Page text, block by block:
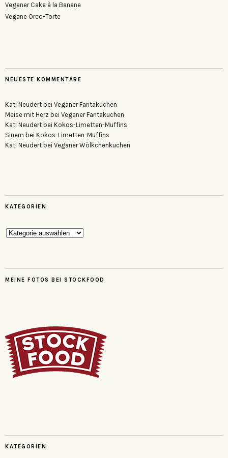
Veganer Cake à la Banane
Vegane Oreo-Torte
NEUESTE KOMMENTARE
Kati Neudert bei Veganer Fantakuchen
Meise mit Herz bei Veganer Fantakuchen
Kati Neudert bei Kokos-Limetten-Muffins
Sinem bei Kokos-Limetten-Muffins
Kati Neudert bei Veganer Wölkchenkuchen
KATEGORIEN
Kategorien
MEINE FOTOS BEI STOCKFOOD
KATEGORIEN